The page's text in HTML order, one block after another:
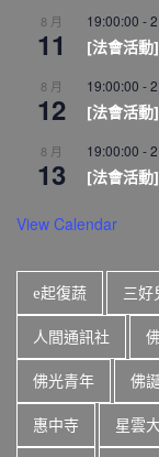
8 月
11
19:00:00 -
[法會活動
8 月
12
19:00:00 -
[法會活動
8 月
13
19:00:00 -
[法會活動
View Calendar
e起復蔬 三好
人間通訊社
佛光青年 佛
惠中寺 星雲